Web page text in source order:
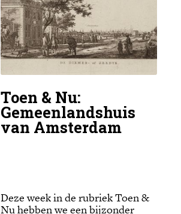
Toen & Nu:
Gemeenlandshuis
van Amsterdam
Deze week in de rubriek Toen &
Nu hebben we een bijzonder